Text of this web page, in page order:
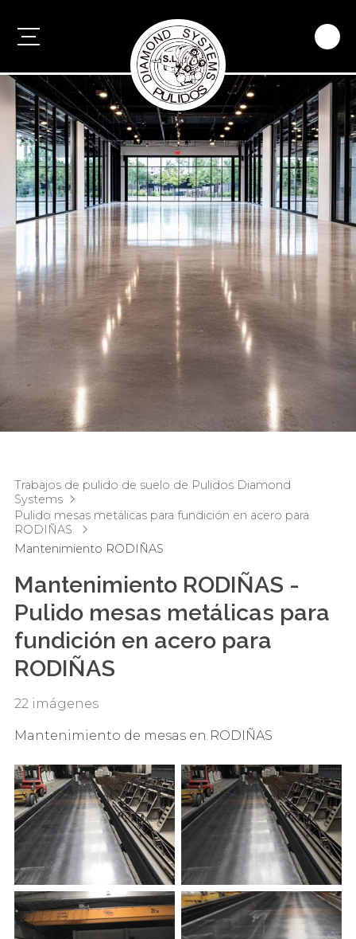
Trabajos de pulido de suelo de Pulidos Diamond
Systems
Pulido mesas metálicas para fundición en acero para
RODIÑAS
Mantenimiento RODIÑAS
Mantenimiento RODIÑAS -
Pulido mesas metálicas para
fundición en acero para
RODIÑAS
22 imágenes
Mantenimiento de mesas en RODIÑAS